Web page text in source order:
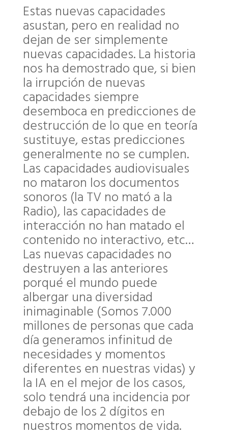
Estas nuevas capacidades
asustan, pero en realidad no
dejan de ser simplemente
nuevas capacidades. La historia
nos ha demostrado que, si bien
la irrupción de nuevas
capacidades siempre
desemboca en predicciones de
destrucción de lo que en teoría
sustituye, estas predicciones
generalmente no se cumplen.
Las capacidades audiovisuales
no mataron los documentos
sonoros (la TV no mató a la
Radio), las capacidades de
interacción no han matado el
contenido no interactivo, etc…
Las nuevas capacidades no
destruyen a las anteriores
porqué el mundo puede
albergar una diversidad
inimaginable (Somos 7.000
millones de personas que cada
día generamos infinitud de
necesidades y momentos
diferentes en nuestras vidas) y
la IA en el mejor de los casos,
solo tendrá una incidencia por
debajo de los 2 dígitos en
nuestros momentos de vida.